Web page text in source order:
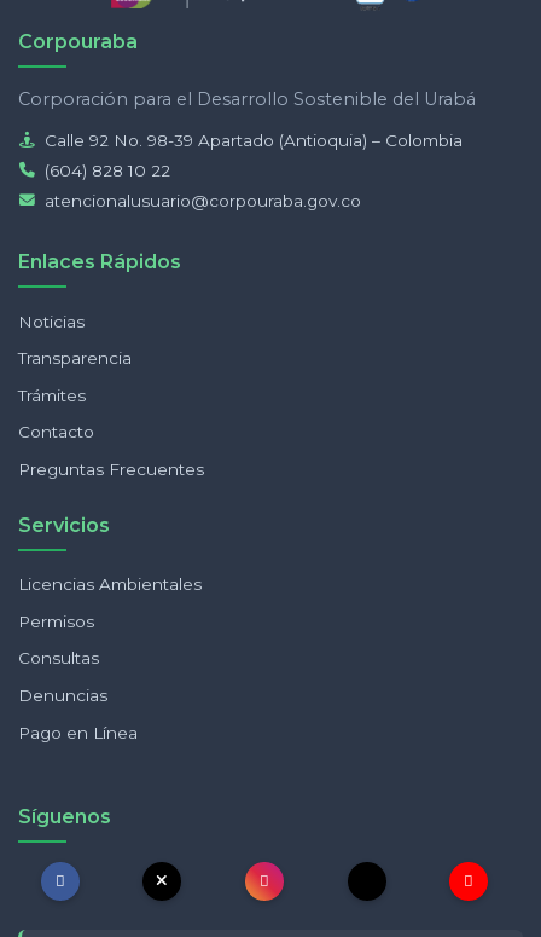
Corpouraba
Corporación para el Desarrollo Sostenible del Urabá
Calle 92 No. 98-39 Apartado (Antioquia) – Colombia
(604) 828 10 22
atencionalusuario@corpouraba.gov.co
Enlaces Rápidos
Noticias
Transparencia
Trámites
Contacto
Preguntas Frecuentes
Servicios
Licencias Ambientales
Permisos
Consultas
Denuncias
Pago en Línea
Síguenos